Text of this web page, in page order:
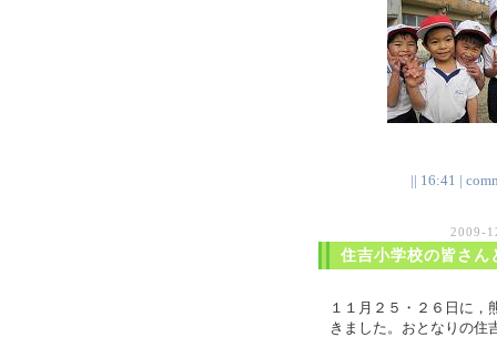
|| 16:41 |
2009-
住吉小学校の皆さん
１１月２５・２６日に，
きました。おとなりの住